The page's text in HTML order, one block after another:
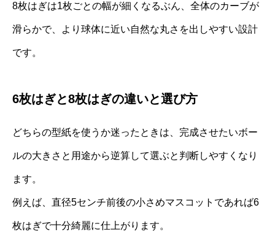
8枚はぎは1枚ごとの幅が細くなるぶん、全体のカーブが
滑らかで、より球体に近い自然な丸さを出しやすい設計
です。
6枚はぎと8枚はぎの違いと選び方
どちらの型紙を使うか迷ったときは、完成させたいボー
ルの大きさと用途から逆算して選ぶと判断しやすくなり
ます。
例えば、直径5センチ前後の小さめマスコットであれば6
枚はぎで十分綺麗に仕上がります。